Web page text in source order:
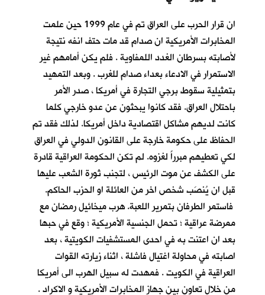
ان قرار الحرب على العراق تم في عام 1999 حين علمت
المخابرات الأمريكية ان صدام قد مات حتف انفه نتيجة
لأصابته بسرطان الغدد اللمفاوية . فلم يكن أمامهم غير
الاستمرار في الادعاء بعداء صدام للغرب . وبعد التمهيد
بتمثيلية سقوط برجي التجارة في أمريكا ، صدر الأمر
باحتلال العراق. فقد كانوا يبحثون عن عدو خارجي كلما
كانت لديهم مشاكل اقتصادية داخل أمريكا. لذلك فقد تم
الحفاظ على حكومة خارجة على القانون الدولي في العراق
لكي تعطيهم مبرراً لغزوه. لم تكن الحكومة العراقية قادرة
على الكشف عن موت الرئيس ، لتجنب ثورة الشعب عليها
قبل ان يُنصَب شخص اخر من العائلة او الحزب الحاكم.
فاستمر الطرفان بتمرير اللعبة. هرب ميخائيل رمضان مع
ممرضة عراقية ؛ تحمل الجنسية الأمريكية ؛ وقع في حبها
بعد ان اعتنت به في احدى المستشفيات الكويتية ، بعد
اصابته في محاولة اغتيال فاشلة ، اثناء زيارته القوات
العراقية في الكويت . فمهدت له سبيل الهرب الى أمريكا
من خلال تعاون بين جهاز المخابرات الأمريكية و الاكراد .